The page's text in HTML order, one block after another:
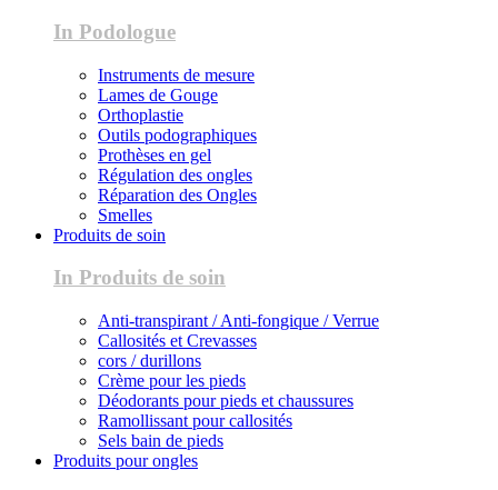
In Podologue
Instruments de mesure
Lames de Gouge
Orthoplastie
Outils podographiques
Prothèses en gel
Régulation des ongles
Réparation des Ongles
Smelles
Produits de soin
In Produits de soin
Anti-transpirant / Anti-fongique / Verrue
Callosités et Crevasses
cors / durillons
Crème pour les pieds
Déodorants pour pieds et chaussures
Ramollissant pour callosités
Sels bain de pieds
Produits pour ongles